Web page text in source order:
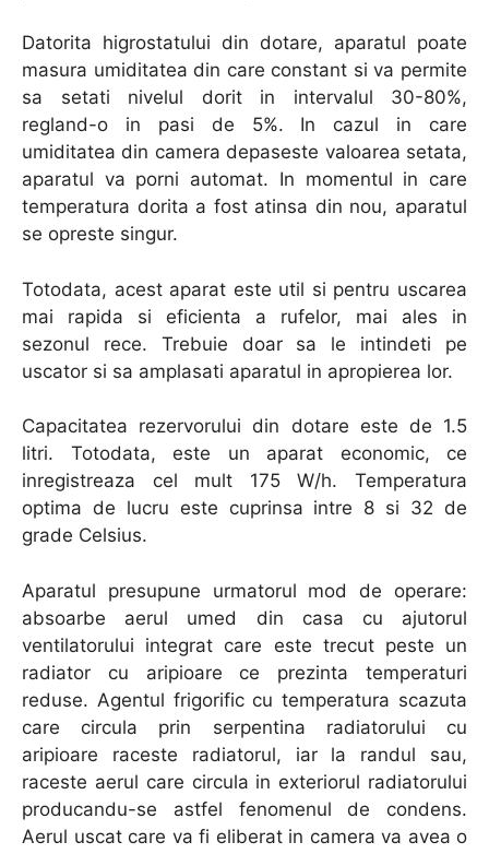
Datorita higrostatului din dotare, aparatul poate
masura umiditatea din care constant si va permite
sa setati nivelul dorit in intervalul 30-80%,
regland-o in pasi de 5%. In cazul in care
umiditatea din camera depaseste valoarea setata,
aparatul va porni automat. In momentul in care
temperatura dorita a fost atinsa din nou, aparatul
se opreste singur.
Totodata, acest aparat este util si pentru uscarea
mai rapida si eficienta a rufelor, mai ales in
sezonul rece. Trebuie doar sa le intindeti pe
uscator si sa amplasati aparatul in apropierea lor.
Capacitatea rezervorului din dotare este de 1.5
litri. Totodata, este un aparat economic, ce
inregistreaza cel mult 175 W/h. Temperatura
optima de lucru este cuprinsa intre 8 si 32 de
grade Celsius.
Aparatul presupune urmatorul mod de operare:
absoarbe aerul umed din casa cu ajutorul
ventilatorului integrat care este trecut peste un
radiator cu aripioare ce prezinta temperaturi
reduse. Agentul frigorific cu temperatura scazuta
care circula prin serpentina radiatorului cu
aripioare raceste radiatorul, iar la randul sau,
raceste aerul care circula in exteriorul radiatorului
producandu-se astfel fenomenul de condens.
Aerul uscat care va fi eliberat in camera va avea o